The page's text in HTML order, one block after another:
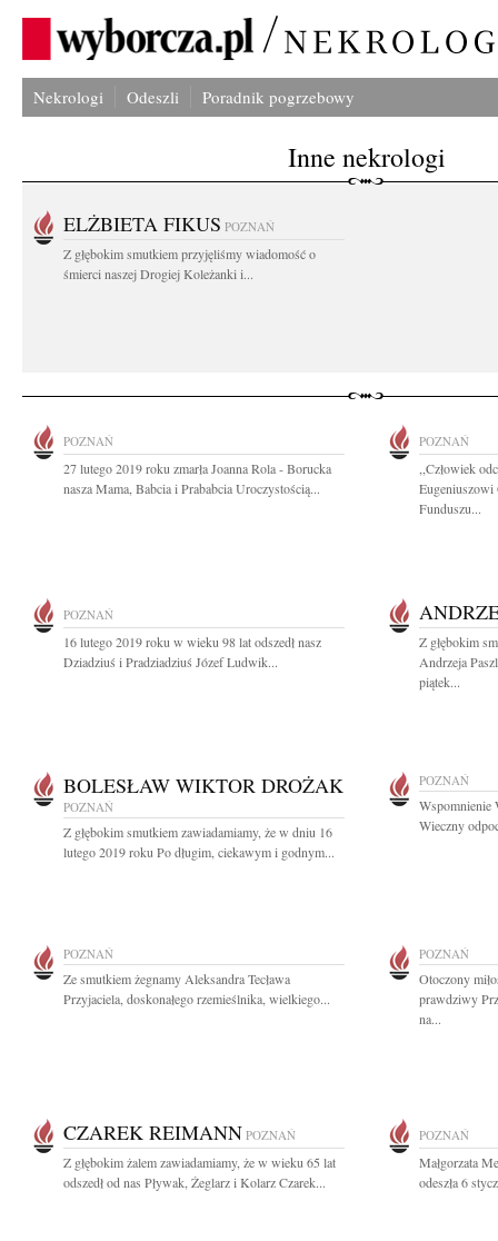
Nekrologi Odeszli Poradnik pogrzebowy
Inne nekrologi
ELŻBIETA FIKUS POZNAŃ
Z głębokim smutkiem przyjęliśmy wiadomość o
śmierci naszej Drogiej Koleżanki i...
POZNAŃ
27 lutego 2019 roku zmarła Joanna Rola - Borucka
nasza Mama, Babcia i Prababcia Uroczystością...
POZNAŃ
,,Człowiek
Eugeniuszowi
Funduszu...
POZNAŃ
16 lutego 2019 roku w wieku 98 lat odszedł nasz
Dziadziuś i Pradziadziuś Józef Ludwik...
Z głębokim
Andrzeja
piątek...
BOLESŁAW WIKTOR DROŻAK
POZNAŃ
Z głębokim smutkiem zawiadamiamy, że w dniu 16
lutego 2019 roku Po długim, ciekawym i godnym...
POZNAŃ
Wspomnienie
Wieczny
POZNAŃ
Ze smutkiem żegnamy Aleksandra Tecława
Przyjaciela, doskonałego rzemieślnika, wielkiego...
POZNAŃ
Otoczony
prawdziwy
na...
CZAREK REIMANN POZNAŃ
Z głębokim żalem zawiadamiamy, że w wieku 65 lat
odszedł od nas Pływak, Żeglarz i Kolarz Czarek...
POZNAŃ
Małgorzata
odeszła 6